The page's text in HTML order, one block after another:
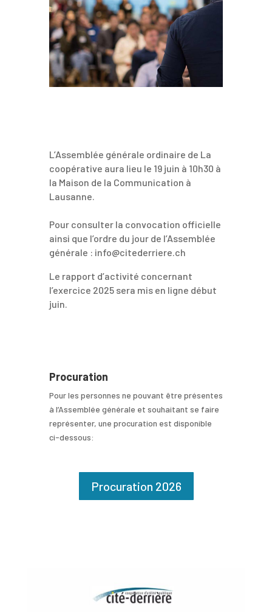
L’Assemblée générale ordinaire de La
coopérative aura lieu le 19 juin à 10h30 à
la Maison de la Communication à
Lausanne.
Pour consulter la convocation officielle
ainsi que l’ordre du jour de l’Assemblée
générale : info@citederriere.ch
Le rapport d’activité concernant
l’exercice 2025 sera mis en ligne début
juin.
Procuration
Pour les personnes ne pouvant être présentes
à l’Assemblée générale et souhaitant se faire
représenter, une procuration est disponible
ci-dessous:
Procuration 2026